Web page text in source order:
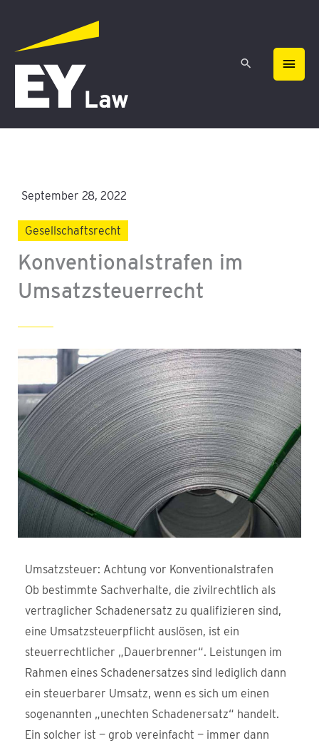
springen
September 28, 2022
Gesellschaftsrecht
Konventionalstrafen im
Umsatzsteuerrecht
Umsatzsteuer: Achtung vor Konventionalstrafen
Ob bestimmte Sachverhalte, die zivilrechtlich als
vertraglicher Schadenersatz zu qualifizieren sind,
eine Umsatzsteuerpflicht auslösen, ist ein
steuerrechtlicher „Dauerbrenner“. Leistungen im
Rahmen eines Schadenersatzes sind lediglich dann
ein steuerbarer Umsatz, wenn es sich um einen
sogenannten „unechten Schadenersatz“ handelt.
Ein solcher ist — grob vereinfacht — immer dann